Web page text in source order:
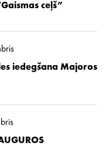
ceļš”
iedegšana Majoros